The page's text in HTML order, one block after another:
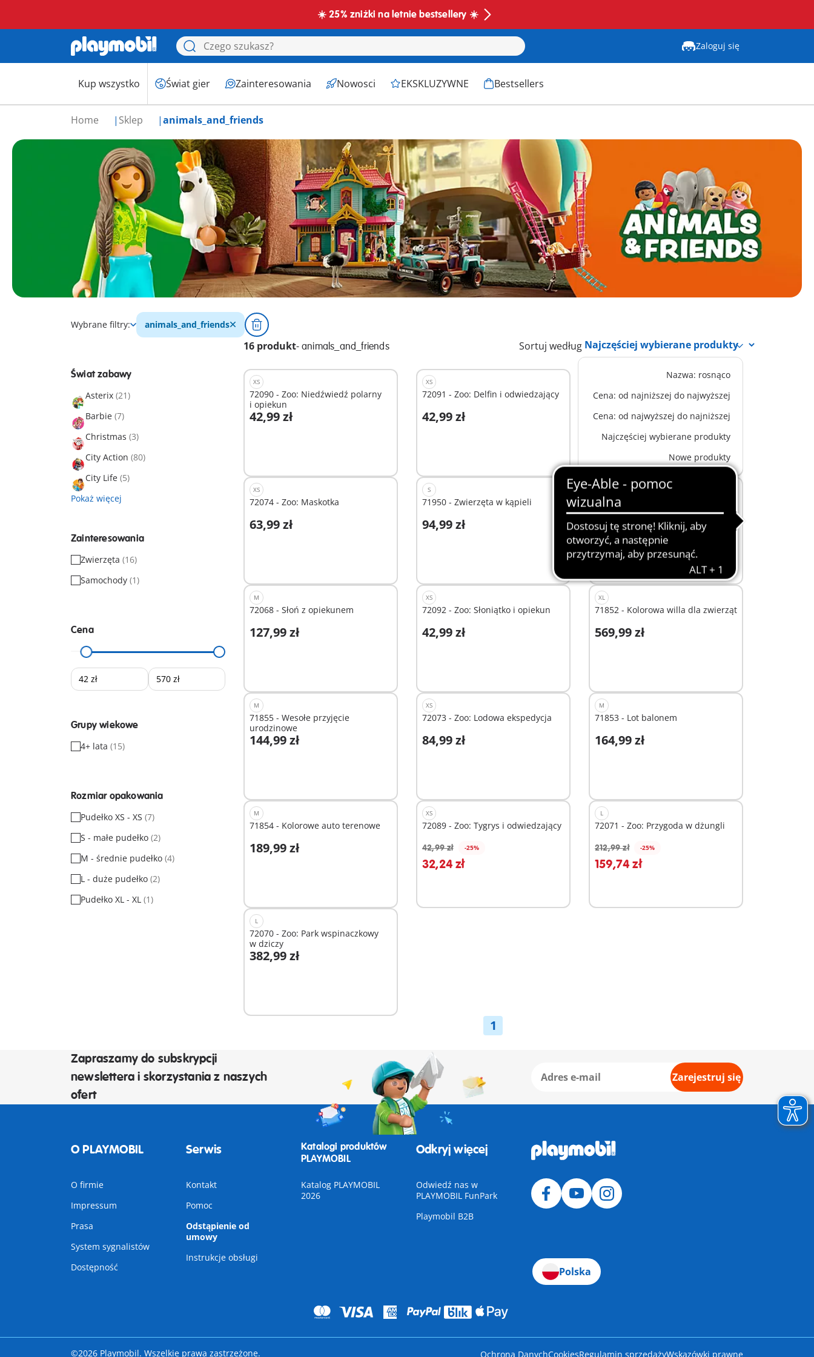
☀️ 25% zniżki na letnie bestsellery ☀️
Zaloguj się
Kup wszystko Świat gier Zainteresowania Nowosci EKSKLUZYWNE Bestsellers
Home Sklep animals_and_friends
Wybrane filtry: animals_and_friends
16 produkt- animals_and_friends Sortuj według
Nazwa: rosnąco
Cena: od najniższej do najwyższej
Cena: od najwyższej do najniższej
Najczęściej wybierane produkty
Nowe produkty
Świat zabawy
Asterix (21)
Barbie (7)
Christmas (3)
City Action (80)
City Life (5)
Pokaż więcej
Zainteresowania
Zwierzęta (16)
Samochody (1)
Cena
Grupy wiekowe
4+ lata (15)
Rozmiar opakowania
Pudełko XS - XS (7)
S - małe pudełko (2)
M - średnie pudełko (4)
L - duże pudełko (2)
Pudełko XL - XL (1)
XS
72090 - Zoo: Niedźwiedź polarny
i opiekun
42,99 zł
Dodaj do koszyka
XS
72091 - Zoo: Delfin i odwiedzający
42,99 zł
Dodaj do koszyka
71951 - Wycieczka lokomotywą
47,99 zł -25%
35,99 zł
Dodaj do koszyka
XS
72074 - Zoo: Maskotka
63,99 zł
Dodaj do koszyka
S
71950 - Zwierzęta w kąpieli
94,99 zł
Dodaj do koszyka
S
72072 - Zoo: Opiekun zwierząt
z pojazdem
127,99 zł
Dodaj do koszyka
M
72068 - Słoń z opiekunem
127,99 zł
Dodaj do koszyka
XS
72092 - Zoo: Słoniątko i opiekun
42,99 zł
Dodaj do koszyka
XL
71852 - Kolorowa willa dla zwierząt
569,99 zł
Dodaj do koszyka
M
71855 - Wesołe przyjęcie
urodzinowe
144,99 zł
Dodaj do koszyka
XS
72073 - Zoo: Lodowa ekspedycja
84,99 zł
Dodaj do koszyka
M
71853 - Lot balonem
164,99 zł
Dodaj do koszyka
M
71854 - Kolorowe auto terenowe
189,99 zł
Dodaj do koszyka
XS
72089 - Zoo: Tygrys i odwiedzający
42,99 zł -25%
32,24 zł
Dodaj do koszyka
L
72071 - Zoo: Przygoda w dżungli
212,99 zł -25%
159,74 zł
Dodaj do koszyka
L
72070 - Zoo: Park wspinaczkowy
w dziczy
382,99 zł
1
Zapraszamy do subskrypcji
newslettera i skorzystania z naszych
ofert
Zarejestruj się
O PLAYMOBIL
O firmie
Impressum
Prasa
System sygnalistów
Dostępność
Serwis
Kontakt
Pomoc
Odstąpienie od
umowy
Instrukcje obsługi
Katalogi produktów
PLAYMOBIL
Katalog PLAYMOBIL
2026
Odkryj więcej
Odwiedź nas w
PLAYMOBIL FunPark
Playmobil B2B
Polska
©2026 Playmobil. Wszelkie prawa zastrzeżone. Ochrona DanychCookiesRegulamin sprzedażyWskazówki prawne